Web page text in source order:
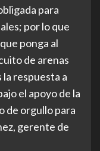
para
por lo que
ponga al
de arenas
la respuesta a
el apoyo de la
de orgullo para
gerente de